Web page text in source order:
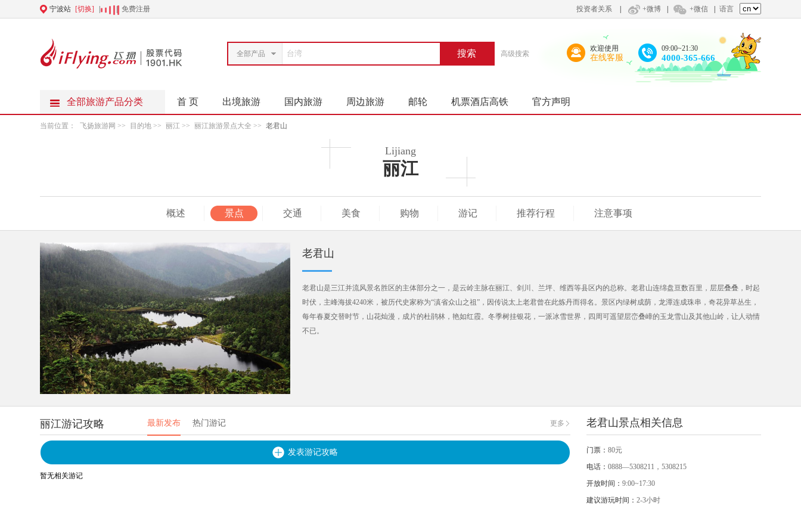
宁波站 [切换] | 免费注册 投资者关系 +微博 +微信 语言
全部产品 搜索 高级搜索
欢迎使用
在线客服
09:00~21:30
4000-365-666
全部旅游产品分类 首 页 出境旅游 国内旅游 周边旅游 邮轮 机票酒店高铁 官方声明
当前位置： 飞扬旅游网 >> 目的地 >> 丽江 >> 丽江旅游景点大全 >> 老君山
Lijiang
丽江
概述 景点 交通 美食 购物 游记 推荐行程 注意事项
老君山
老君山是三江并流风景名胜区的主体部分之一，是云岭主脉在丽江、剑川、兰坪、维西等县区内的总称。老君山连绵盘亘数百里，层层叠叠，时起
时伏，主峰海拔4240米，被历代史家称为“滇省众山之祖”，因传说太上老君曾在此炼丹而得名。景区内绿树成荫，龙潭连成珠串，奇花异草丛生，
每年春夏交替时节，山花灿漫，成片的杜鹃林，艳如红霞。冬季树挂银花，一派冰雪世界，四周可遥望层峦叠嶂的玉龙雪山及其他山岭，让人动情
不已。
丽江游记攻略 最新发布 热门游记 更多
发表游记攻略
暂无相关游记
老君山景点相关信息
门票： 80元
电话： 0888—5308211，5308215
开放时间： 9:00~17:30
建议游玩时间： 2-3小时